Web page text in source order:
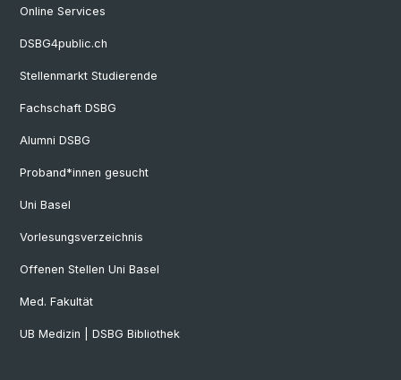
Online Services
DSBG4public.ch
Stellenmarkt Studierende
Fachschaft DSBG
Alumni DSBG
Proband*innen gesucht
Uni Basel
Vorlesungsverzeichnis
Offenen Stellen Uni Basel
Med. Fakultät
UB Medizin | DSBG Bibliothek